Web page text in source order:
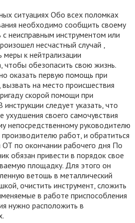
ситуациях Обо всех поломках
необходимо сообщить своему
неисправным инструментом или
несчастный случай ,
меры к нейтрализации
чтобы обезопасить свою жизнь.
оказать первую помощь при
на место происшествия
скорой помощи при
следует указать, что
ухудшения своего самочувствия
непосредственному руководителю
работ, и обратиться
по окончании рабочего дня По
обязан привести в порядок свое
площадку. Для этого он
ветошь в металлический
очистить инструмент, сложить
в работе приспособления
нужно расположить в